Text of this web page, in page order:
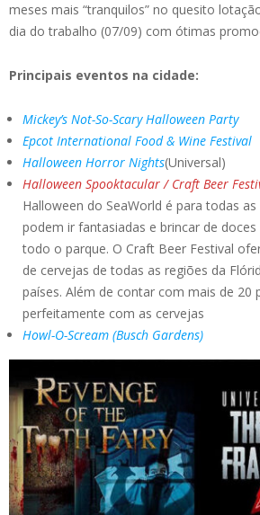
meses mais “tranquilos” no quesito
dia do trabalho (07/09) com ótimas
Principais eventos na cidade:
Mickey’s Not-So-Scary Halloween Party
Epcot International Food & Wine Festival
Halloween Horror Nights(Universal)
Halloween Spooktacular / Craft Beer
Halloween do SeaWorld é para todas as
podem ir fantasiadas e brincar de
todo o parque. O Craft Beer Festival
de cervejas de todas as regiões da
países. Além de contar com mais de 20
perfeitamente com as cervejas
Howl-O-Scream (Busch Gardens)